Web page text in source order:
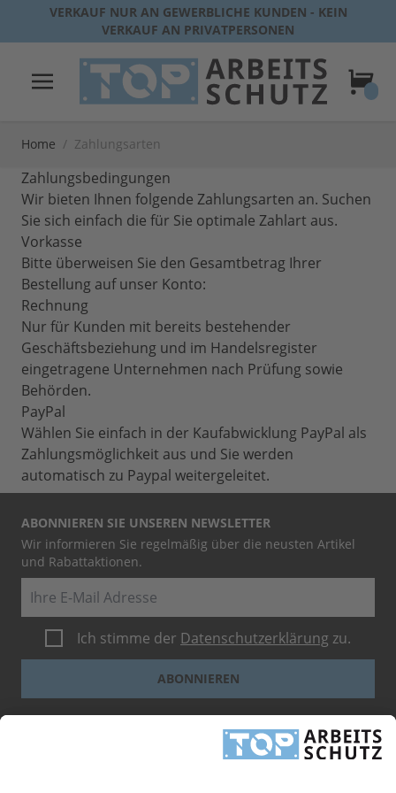
Direkt zum Inhalt
VERKAUF NUR AN GEWERBLICHE KUNDEN - KEIN
VERKAUF AN PRIVATPERSONEN
Home / Zahlungsarten
Zahlungsbedingungen
Wir bieten Ihnen folgende Zahlungsarten an. Suchen
Sie sich einfach die für Sie optimale Zahlart aus.
Vorkasse
Bitte überweisen Sie den Gesamtbetrag Ihrer
Bestellung auf unser Konto:
Rechnung
Nur für Kunden mit bereits bestehender
Geschäftsbeziehung und im Handelsregister
eingetragene Unternehmen nach Prüfung sowie
Behörden.
PayPal
Wählen Sie einfach in der Kaufabwicklung PayPal als
Zahlungsmöglichkeit aus und Sie werden
automatisch zu Paypal weitergeleitet.
ABONNIEREN SIE UNSEREN NEWSLETTER
Wir informieren Sie regelmäßig über die neusten Artikel
und Rabattaktionen.
Ich stimme der Datenschutzerklärung zu.
ABONNIEREN
Dieses Formular ist durch reCAPTCHA geschützt - es gelten dieGoogle-
-Geschäftsbedingungen.